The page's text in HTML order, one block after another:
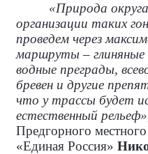
«Природа
организации таких
проведем через
маршруты – глиняные
водные преграды,
бревен и другие
что у трассы будет
естественный
Предгорного
«Единая Россия»